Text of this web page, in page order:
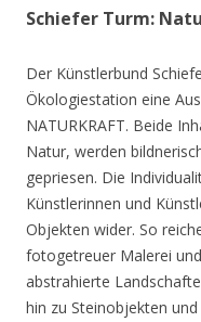
Schiefer Turm:
Der Künstlerbund
Ökologiestation eine
NATURKRAFT. Beide
Natur, werden
gepriesen. Die
Künstlerinnen und
Objekten wider. So
fotogetreuer Malerei
abstrahierte
hin zu Steinobjekten